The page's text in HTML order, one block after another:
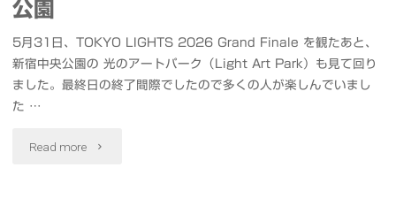
ラ
フ
ー・
公園
5月31日、TOKYO LIGHTS 2026 Grand Finale を観たあと、
新宿中央公園の 光のアートパーク（Light Art Park）も見て回り
ました。最終日の終了間際でしたので多くの人が楽しんでいまし
た …
Read more "TOKYO